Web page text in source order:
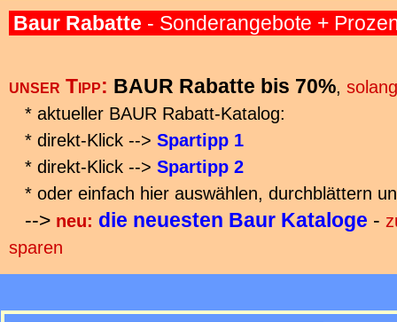
Baur Rabatte - Sonderangebote +
unser Tipp: BAUR Rabatte bis 70%,
* aktueller BAUR Rabatt-Katalog:
* direkt-Klick --> Spartipp 1
* direkt-Klick --> Spartipp 2
* oder einfach hier auswählen, durchblättern
--> neu: die neuesten Baur Kataloge -
sparen